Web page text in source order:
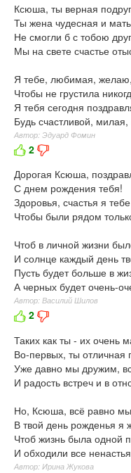
Ксюша, ты верная
Ты жена чудесная и
Не смогли б с тобою
Мы на свете счастье
Я тебе, любимая, желаю,
Чтобы не грустила
Я тебя сегодня
Будь счастливой, милая,
Автор: Эдуард Фомин
2
Дорогая Ксюша,
С днем рождения тебя!
Здоровья, счастья я
Чтобы были рядом
Чтоб в личной жизни
И солнце каждый день
Пусть будет больше в
А черных будет очень-
Автор: Василий Шилов
2
Таких как ты - их очень
Во-первых, ты отличная
Уже давно мы дружим,
И радость встреч и в
Но, Ксюша, всё равно
В твой день рожденья я
Чтоб жизнь была одной
И обходили все
Автор: Ирина Жукова